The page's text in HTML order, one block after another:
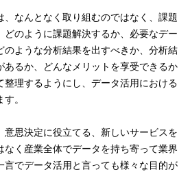
なんとなく取り組むのではなく、課題
どのように課題解決するか、必要なデー
のような分析結果を出すべきか、分析結
あるか、どんなメリットを享受できるか
整理するようにし、データ活用における
。
思決定に役立てる、新しいサービスを
なく産業全体でデータを持ち寄って業界
言でデータ活用と言っても様々な目的が